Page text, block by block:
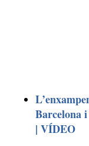
Barcelona
| VÍDEO